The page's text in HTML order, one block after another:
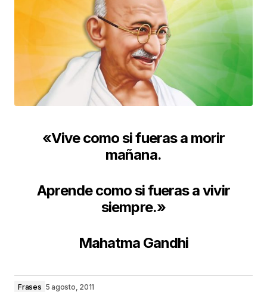
«Vive como si fueras a morir
mañana.
Aprende como si fueras a vivir
siempre.»
Mahatma Gandhi
Frases 5 agosto, 2011